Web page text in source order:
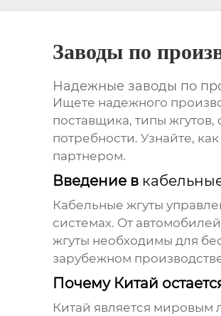
Заводы по
Надежные заводы по
Ищете надежного
поставщика, типы
потребности. Узнайте,
партнером.
Введение в
Кабельные жгуты
системах. От
жгуты необходимы для
зарубежном
Почему Китай
Китай является мировым